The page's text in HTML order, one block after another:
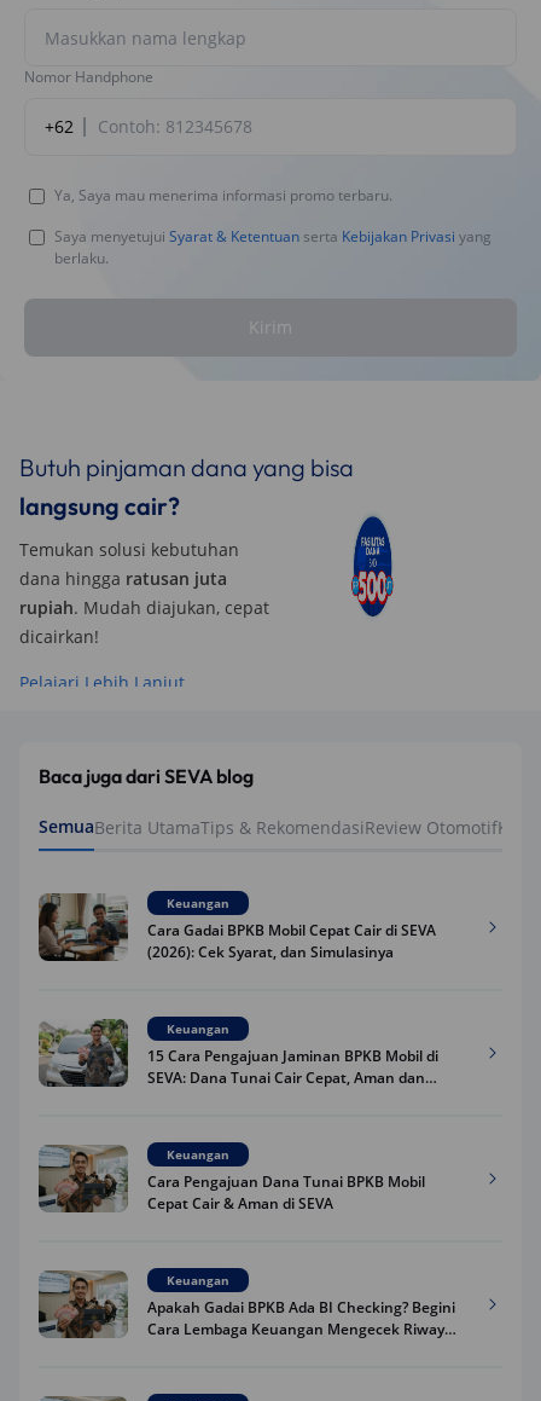
Nomor Handphone
+62
Ya, Saya mau menerima informasi promo terbaru.
Saya menyetujui Syarat & Ketentuan serta Kebijakan Privasi yang
berlaku.
Kirim
Butuh pinjaman dana yang bisa
langsung cair?
Temukan solusi kebutuhan
dana hingga ratusan juta
rupiah. Mudah diajukan, cepat
dicairkan!
Pelajari Lebih Lanjut
Baca juga dari SEVA blog
SemuaBerita UtamaTips & RekomendasiReview Otomotif
Keuangan
Cara Gadai BPKB Mobil Cepat Cair di SEVA
(2026): Cek Syarat, dan Simulasinya
Keuangan
15 Cara Pengajuan Jaminan BPKB Mobil di
SEVA: Dana Tunai Cair Cepat, Aman dan
Keuangan
Cara Pengajuan Dana Tunai BPKB Mobil
Cepat Cair & Aman di SEVA
Keuangan
Apakah Gadai BPKB Ada BI Checking? Begini
Cara Lembaga Keuangan Mengecek Riwayat